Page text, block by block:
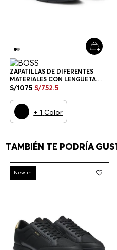
ZAPATILLAS DE DIFERENTES
MATERIALES CON LENGÜETA
TRASERA EN CONTRASTE
S/1075 S/752.5
+1 Color
TAMBIÉN TE PODRÍA
-30%
New in